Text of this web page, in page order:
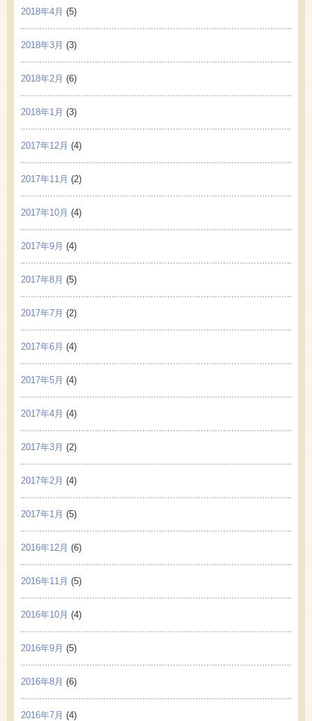
2018年4月 (5)
2018年3月 (3)
2018年2月 (6)
2018年1月 (3)
2017年12月 (4)
2017年11月 (2)
2017年10月 (4)
2017年9月 (4)
2017年8月 (5)
2017年7月 (2)
2017年6月 (4)
2017年5月 (4)
2017年4月 (4)
2017年3月 (2)
2017年2月 (4)
2017年1月 (5)
2016年12月 (6)
2016年11月 (5)
2016年10月 (4)
2016年9月 (5)
2016年8月 (6)
2016年7月 (4)